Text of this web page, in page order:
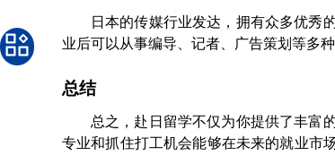
日本的传媒行业发达，拥有众多优秀
业后可以从事编导、记者、广告策划等多
总结
总之，赴日留学不仅为你提供了丰富
专业和抓住打工机会能够在未来的就业市